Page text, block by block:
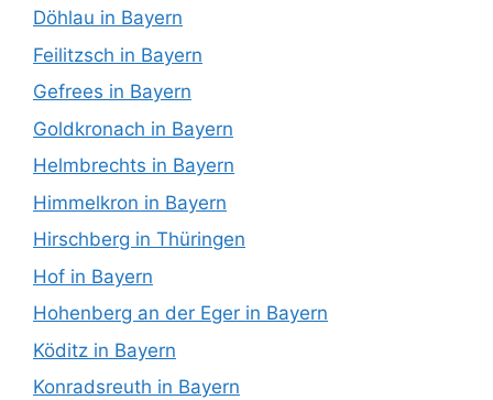
Döhlau in Bayern
Feilitzsch in Bayern
Gefrees in Bayern
Goldkronach in Bayern
Helmbrechts in Bayern
Himmelkron in Bayern
Hirschberg in Thüringen
Hof in Bayern
Hohenberg an der Eger in Bayern
Köditz in Bayern
Konradsreuth in Bayern